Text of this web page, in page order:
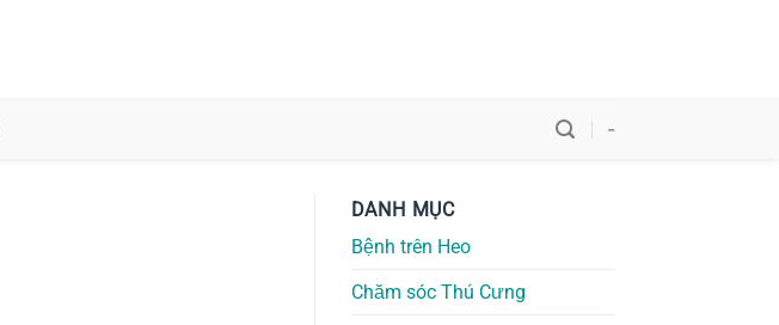
-
DANH MỤC
Bệnh trên Heo
Chăm sóc Thú Cưng